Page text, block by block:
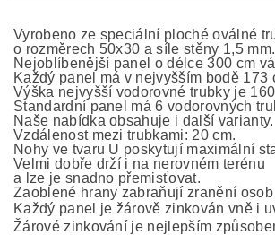
Vyrobeno ze speciální ploché oválné
o rozměrech 50x30 a síle stěny 1,5 mm.
Nejoblíbenější panel o délce 300 cm
Každý panel má v nejvyšším bodě 173
Výška nejvyšší vodorovné trubky je
Standardní panel má 6 vodorovných
Naše nabídka obsahuje i další varianty.
Vzdálenost mezi trubkami: 20 cm.
Nohy ve tvaru U poskytují maximální
Velmi dobře drží i na nerovném terénu
a lze je snadno přemisťovat.
Každý panel je žárově zinkován vně i
Žárové zinkování je nejlepším